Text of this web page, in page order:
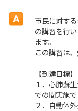
市民に対す
の講習を行
ます。
この講習は
【到達目標】
１．心肺蘇
での間実施で
２．自動体